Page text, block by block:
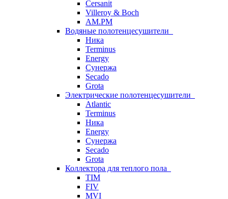
Cersanit
Villeroy & Boch
AM.PM
Водяные полотенцесушители
Ника
Terminus
Energy
Сунержа
Secado
Grota
Электрические полотенцесушители
Atlantic
Terminus
Ника
Energy
Сунержа
Secado
Grota
Коллектора для теплого пола
TIM
FIV
MVI